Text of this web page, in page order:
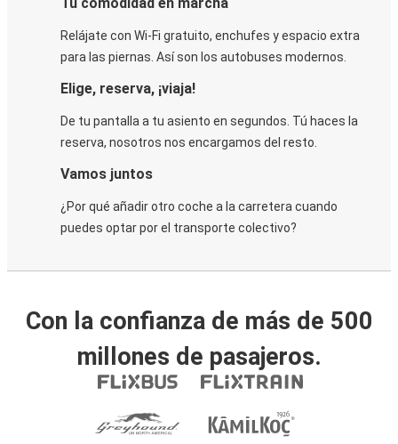
Relájate con Wi-Fi gratuito, enchufes y espacio extra
para las piernas. Así son los autobuses modernos.
Elige, reserva, ¡viaja!
De tu pantalla a tu asiento en segundos. Tú haces la
reserva, nosotros nos encargamos del resto.
Vamos juntos
¿Por qué añadir otro coche a la carretera cuando
puedes optar por el transporte colectivo?
Con la confianza de más de 500
millones de pasajeros.